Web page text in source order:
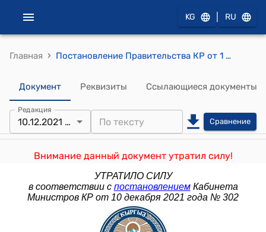
KG RU
Главная › Постановление Правительства КР от 1 апреля 2021 года №128 "О вопросах подведомственных подразделений и организаций Министерства экономики и финансов Кыргызской Республики"
Документ Реквизиты Ссылающиеся документы
Редакция
10.12.2021 № 302 Сравнение
Внимание данный документ утратил силу!